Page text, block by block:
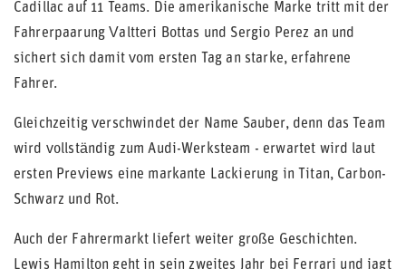
Cadillac auf 11 Teams. Die amerikanische Marke tritt mit der
Fahrerpaarung Valtteri Bottas und Sergio Perez an und
sichert sich damit vom ersten Tag an starke, erfahrene
Fahrer.
Gleichzeitig verschwindet der Name Sauber, denn das Team
wird vollständig zum Audi-Werksteam - erwartet wird laut
ersten Previews eine markante Lackierung in Titan, Carbon-
Schwarz und Rot.
Auch der Fahrermarkt liefert weiter große Geschichten.
Lewis Hamilton geht in sein zweites Jahr bei Ferrari und jagt